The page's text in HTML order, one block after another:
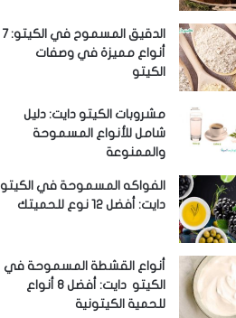
الدقيق المسموح في الكيتو: 7
أنواع مميزة في وصفات
الكيتو
مشروبات الكيتو دايت: دليل
شامل للأنواع المسموحة
والممنوعة
الفواكه المسموحة في الكيتو
دايت: أفضل 12 نوع للحميتك
أنواع القشطة المسموحة في
الكيتو دايت: أفضل 8 أنواع
للحمية الكيتونية